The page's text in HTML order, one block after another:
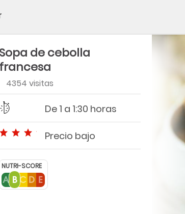
Sopa de cebolla
francesa
4354 visitas
Dificultad
Tiempo De 1 a 1:30 horas
Precio bajo Precio bajo
NUTRI-SCORE